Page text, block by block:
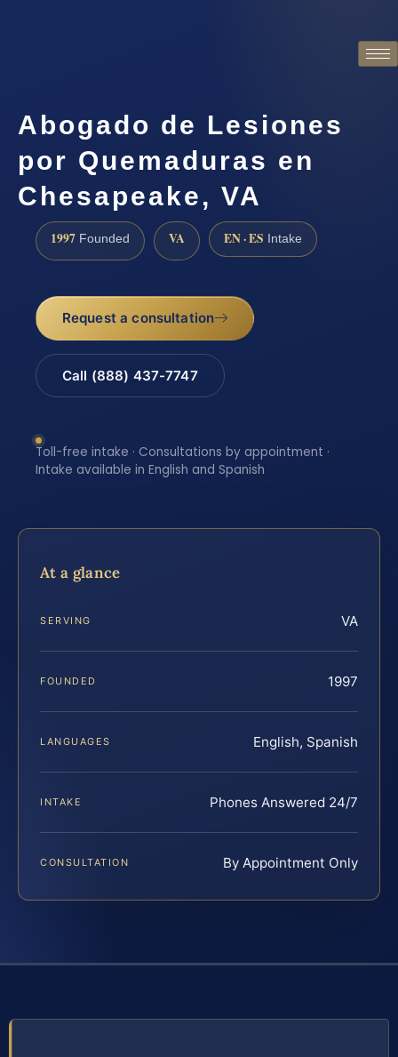
Abogado de Lesiones
por Quemaduras en
Chesapeake, VA
1997 Founded VA EN · ES Intake
Request a consultation
Call (888) 437-7747
Toll-free intake · Consultations by appointment ·
Intake available in English and Spanish
At a glance
SERVING VA
FOUNDED 1997
LANGUAGES English, Spanish
INTAKE Phones Answered 24/7
CONSULTATION By Appointment Only